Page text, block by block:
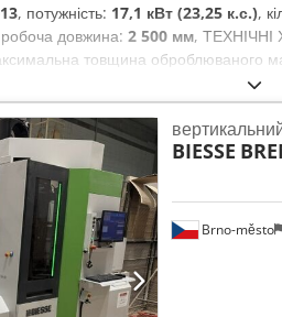
, потужність: 17,1 кВт (23,25 к.с.),
довжина: 2 500 мм, ТЕХНІЧНІ
товщина оброблюваного
вісь X: 80 м/хв Швидкість
модулів: 1 Розташування
X: 4 Горизонтальні
шпиндель Кількість фрезерних
двигуна: 13 кВт Оберти: 24
пазів: зверху Виконання:
1,7 кВт Оберти: 7500 об/хв
інструменту, розташований
забезпечення для керування
потужність: 17,1 кВт КОМПЛЕКТАЦІЯ
захисні мати 4 консолі з
Brno-město
BIESSE